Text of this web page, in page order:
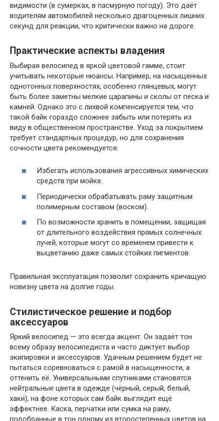
видимости (в сумерках, в пасмурную погоду). Это даёт
водителям автомобилей несколько драгоценных лишних
секунд для реакции, что критически важно на дороге.
Практические аспекты владения
Выбирая велосипед в яркой цветовой гамме, стоит
учитывать некоторые нюансы. Например, на насыщенных
однотонных поверхностях, особенно глянцевых, могут
быть более заметны мелкие царапины и сколы от песка и
камней. Однако это с лихвой компенсируется тем, что
такой байк гораздо сложнее забыть или потерять из
виду в общественном пространстве. Уход за покрытием
требует стандартных процедур, но для сохранения
сочности цвета рекомендуется:
Избегать использования агрессивных химических
средств при мойке.
Периодически обрабатывать раму защитным
полимерным составом (воском).
По возможности хранить в помещении, защищая
от длительного воздействия прямых солнечных
лучей, которые могут со временем привести к
выцветанию даже самых стойких пигментов.
Правильная эксплуатация позволит сохранить кричащую
новизну цвета на долгие годы.
Стилистическое решение и подбор
аксессуаров
Яркий велосипед — это всегда акцент. Он задаёт тон
всему образу велосипедиста и часто диктует выбор
экипировки и аксессуаров. Удачным решением будет не
пытаться соревноваться с рамой в насыщенности, а
оттенить её. Универсальными спутниками становятся
нейтральные цвета в одежде (чёрный, серый, белый,
хаки), на фоне которых сам байк выглядит ещё
эффектнее. Каска, перчатки или сумка на раму,
подобранные в тон одному из второстепенных цветов на